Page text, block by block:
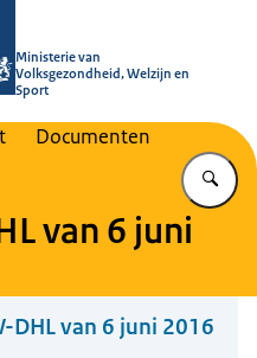
Ministerie van
Volksgezondheid, Welzijn en
Sport
Documenten
van 6 juni
DHL van 6 juni 2016